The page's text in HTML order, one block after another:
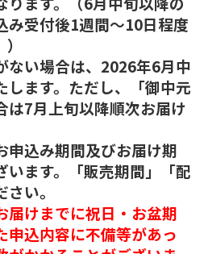
み受付後1週間～10日程度
い場合は、2026年6月中
します。ただし、「御中元
は7月上旬以降順次お届け
込み期間及びお届け期
います。「販売期間」「配
い。
けまでに祝日・お盆期
申込内容に不備等があっ